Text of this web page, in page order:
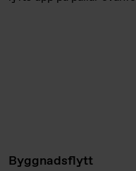
Byggnadsflytt